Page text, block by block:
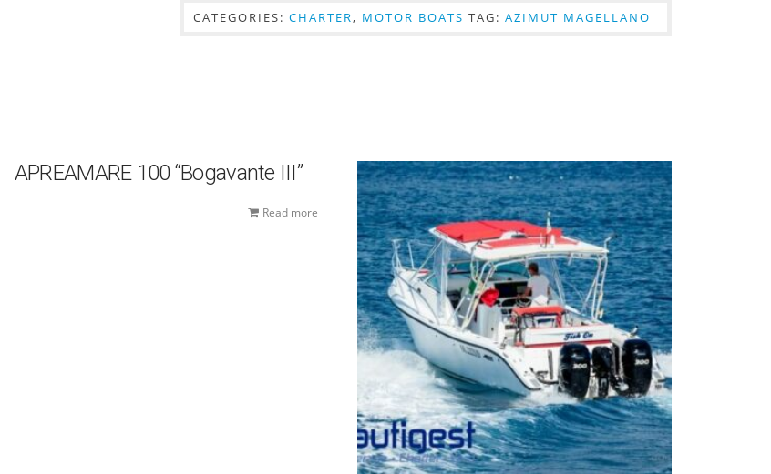
CATEGORIES: CHARTER, MOTOR BOATS TAG: AZIMUT MAGELLANO
APREAMARE 100 “Bogavante III”
Read more